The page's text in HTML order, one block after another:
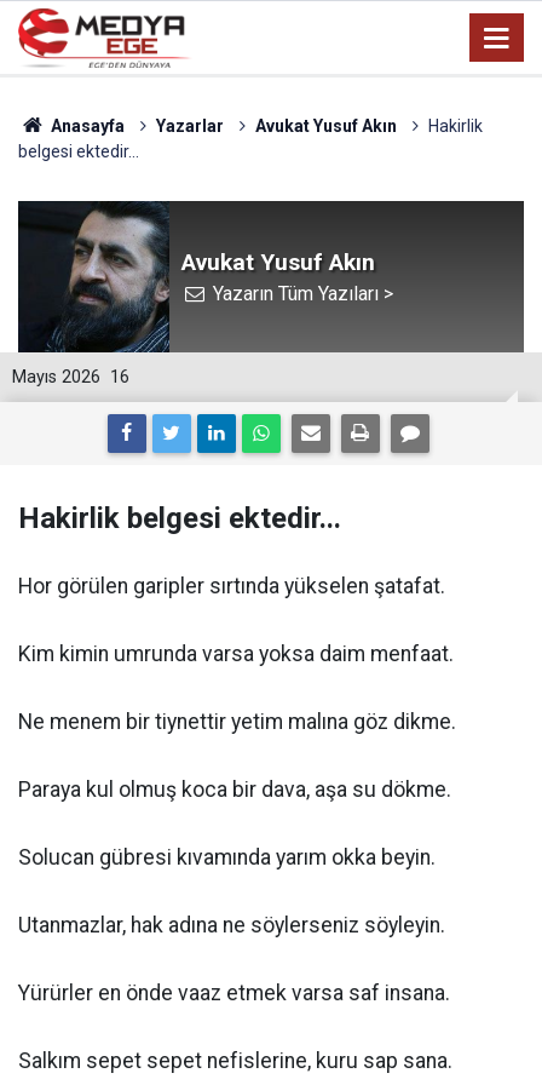
Anasayfa Yazarlar Avukat Yusuf Akın
Hakirlik
belgesi ektedir...
Avukat Yusuf Akın
Yazarın Tüm Yazıları >
16
Mayıs 2026
Hakirlik belgesi ektedir...
Hor görülen garipler sırtında yükselen şatafat.
Kim kimin umrunda varsa yoksa daim menfaat.
Ne menem bir tiynettir yetim malına göz dikme.
Paraya kul olmuş koca bir dava, aşa su dökme.
Solucan gübresi kıvamında yarım okka beyin.
Utanmazlar, hak adına ne söylerseniz söyleyin.
Yürürler en önde vaaz etmek varsa saf insana.
Salkım sepet sepet nefislerine, kuru sap sana.